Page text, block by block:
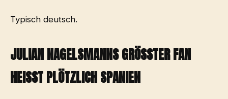
Typisch deutsch.
JULIAN NAGELSMANNS GRÖSSTER FAN H
EISST PLÖTZLICH SPANIEN